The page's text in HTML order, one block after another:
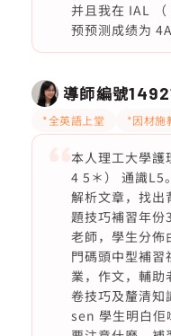
并且我在 IAL
预预测成绩为
導師編號
*全英語上堂 *因材施
本人理工大學
4 5＊） 通識L5
解析文章，找出
題技巧補習年
老師，學生分佈
門碼頭中型補習
業，作文，輔助
卷技巧及釐清知
sen 學生明白佢